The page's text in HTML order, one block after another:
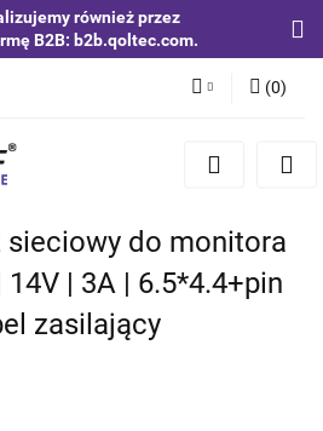
również przez
B2B: b2b.qoltec.com.
Zaloguj się
Zgody cookies
(0)
sieciowy do monitora
14V | 3A | 6.5*4.4+pin
zasilający